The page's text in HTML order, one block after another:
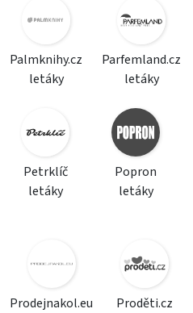
Palmknihy.cz
letáky
Parfemland.cz
letáky
Petrklíč
letáky
Popron
letáky
Prodejnakol.eu
Proděti.cz